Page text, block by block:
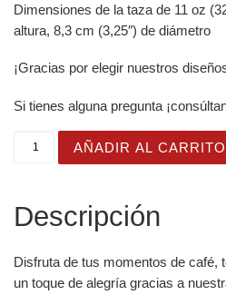
Dimensiones de la taza de 11 oz
altura, 8,3 cm (3,25″) de diámetro
¡Gracias por elegir nuestros
Si tienes alguna pregunta
Taza Brillante con Simpática
AÑADIR AL CARRITO
Descripción
Disfruta de tus momentos de café,
un toque de alegría gracias a